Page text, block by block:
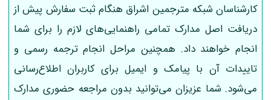
کارشناسان شبکه مترجمین اشراق هنگام ثبت سفارش پیش از
دریافت اصل مدارک تمامی راهنمایی‌های لازم را برای شما
انجام خواهند داد. همچنین مراحل انجام ترجمه رسمی و
تاییدات آن با پیامک و ایمیل برای کاربران اطلاع‌رسانی
می‌شود. شما عزیزان می‌توانید بدون مراجعه حضوری مدارک